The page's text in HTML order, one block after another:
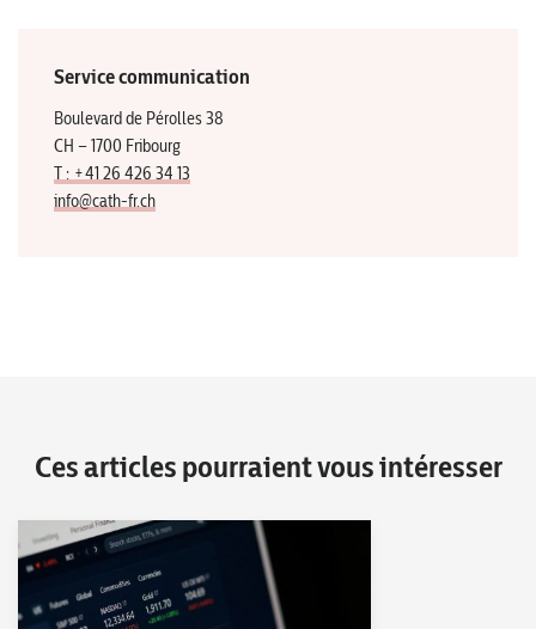
Service communication
Boulevard de Pérolles 38
CH – 1700 Fribourg
T : +41 26 426 34 13
info@cath-fr.ch
Ces articles pourraient vous intéresser